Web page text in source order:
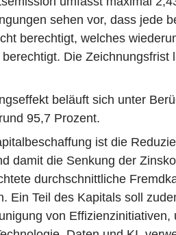
sehen vor, dass jede
berechtigt, welches
Die Zeichnungsfrist
beläuft sich unter
95,7 Prozent.
ist die
damit die Senkung der
durchschnittliche
Ein Teil des Kapitals soll
von Effizienzinitiativen,